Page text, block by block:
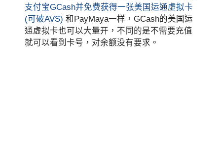
支付宝GCash并免费获得一张美国运通虚拟卡
(可破AVS) 和PayMaya一样，GCash的美国运
通虚拟卡也可以大量开，不同的是不需要充值
就可以看到卡号，对余额没有要求。